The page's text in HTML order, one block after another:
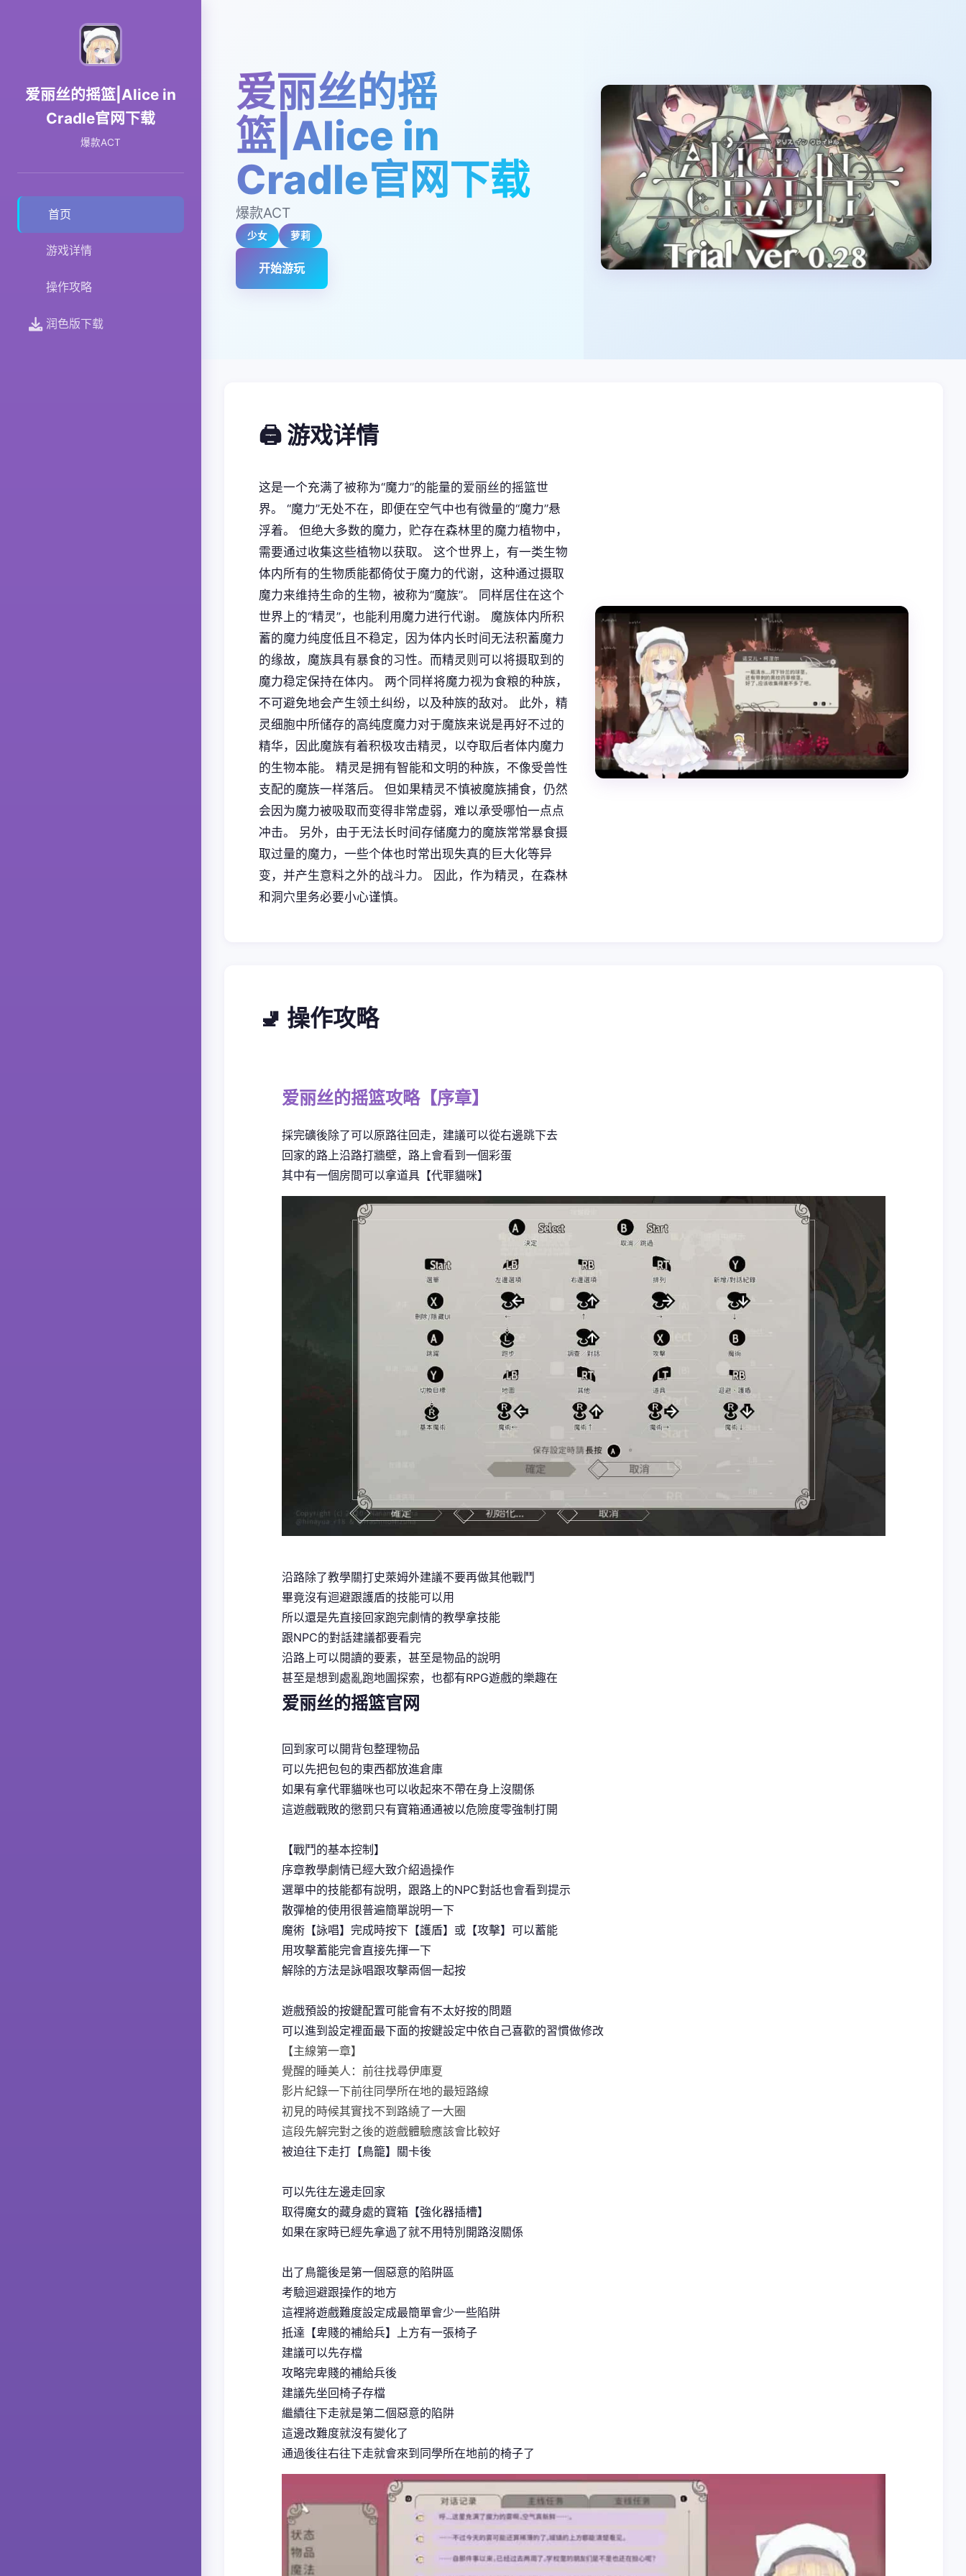
爱丽丝的摇篮|Alice in
Cradle官网下载
爆款ACT
首页
游戏详情
操作攻略
润色版下载
爱丽丝的摇
篮|Alice in
Cradle官网下载
爆款ACT
少女 萝莉
开始游玩
🖨️ 游戏详情
这是一个充满了被称为“魔力”的能量的爱丽丝的摇篮世
界。 “魔力”无处不在，即便在空气中也有微量的“魔力”悬
浮着。 但绝大多数的魔力，贮存在森林里的魔力植物中，
需要通过收集这些植物以获取。 这个世界上，有一类生物
体内所有的生物质能都倚仗于魔力的代谢，这种通过摄取
魔力来维持生命的生物，被称为“魔族”。 同样居住在这个
世界上的“精灵”，也能利用魔力进行代谢。 魔族体内所积
蓄的魔力纯度低且不稳定，因为体内长时间无法积蓄魔力
的缘故，魔族具有暴食的习性。而精灵则可以将摄取到的
魔力稳定保持在体内。 两个同样将魔力视为食粮的种族，
不可避免地会产生领土纠纷，以及种族的敌对。 此外，精
灵细胞中所储存的高纯度魔力对于魔族来说是再好不过的
精华，因此魔族有着积极攻击精灵，以夺取后者体内魔力
的生物本能。 精灵是拥有智能和文明的种族，不像受兽性
支配的魔族一样落后。 但如果精灵不慎被魔族捕食，仍然
会因为魔力被吸取而变得非常虚弱，难以承受哪怕一点点
冲击。 另外，由于无法长时间存储魔力的魔族常常暴食摄
取过量的魔力，一些个体也时常出现失真的巨大化等异
变，并产生意料之外的战斗力。 因此，作为精灵，在森林
和洞穴里务必要小心谨慎。
🚽 操作攻略
爱丽丝的摇篮攻略【序章】
採完礦後除了可以原路往回走，建議可以從右邊跳下去
回家的路上沿路打牆壁，路上會看到一個彩蛋
其中有一個房間可以拿道具【代罪貓咪】
沿路除了教學關打史萊姆外建議不要再做其他戰鬥
畢竟沒有迴避跟護盾的技能可以用
所以還是先直接回家跑完劇情的教學拿技能
跟NPC的對話建議都要看完
沿路上可以閱讀的要素，甚至是物品的說明
甚至是想到處亂跑地圖探索，也都有RPG遊戲的樂趣在
爱丽丝的摇篮官网
回到家可以開背包整理物品
可以先把包包的東西都放進倉庫
如果有拿代罪貓咪也可以收起來不帶在身上沒關係
這遊戲戰敗的懲罰只有寶箱通通被以危險度零強制打開
【戰鬥的基本控制】
序章教學劇情已經大致介紹過操作
選單中的技能都有說明，跟路上的NPC對話也會看到提示
散彈槍的使用很普遍簡單說明一下
魔術【詠唱】完成時按下【護盾】或【攻擊】可以蓄能
用攻擊蓄能完會直接先揮一下
解除的方法是詠唱跟攻擊兩個一起按
遊戲預設的按鍵配置可能會有不太好按的問題
可以進到設定裡面最下面的按鍵設定中依自己喜歡的習慣做修改
【主線第一章】
覺醒的睡美人：前往找尋伊庫夏
影片紀錄一下前往同學所在地的最短路線
初見的時候其實找不到路繞了一大圈
這段先解完對之後的遊戲體驗應該會比較好
被迫往下走打【鳥籠】關卡後
可以先往左邊走回家
取得魔女的藏身處的寶箱【強化器插槽】
如果在家時已經先拿過了就不用特別開路沒關係
出了鳥籠後是第一個惡意的陷阱區
考驗迴避跟操作的地方
這裡將遊戲難度設定成最簡單會少一些陷阱
抵達【卑賤的補給兵】上方有一張椅子
建議可以先存檔
攻略完卑賤的補給兵後
建議先坐回椅子存檔
繼續往下走就是第二個惡意的陷阱
這邊改難度就沒有變化了
通過後往右往下走就會來到同學所在地前的椅子了